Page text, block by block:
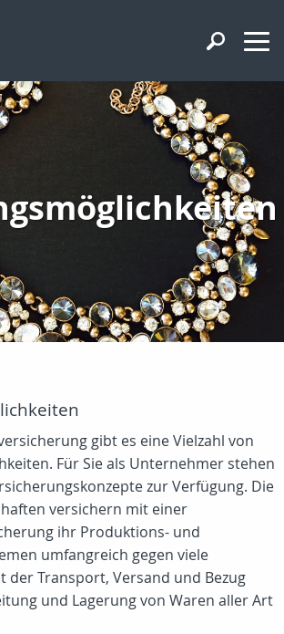
gibt es eine Vielzahl von
Für Sie als Unternehmer stehen
zur Verfügung. Die
versichern mit einer
ihr Produktions- und
umfangreich gegen viele
der Transport, Versand und Bezug
und Lagerung von Waren aller Art